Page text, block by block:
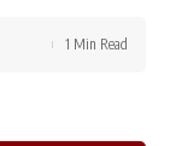
1 Min Read